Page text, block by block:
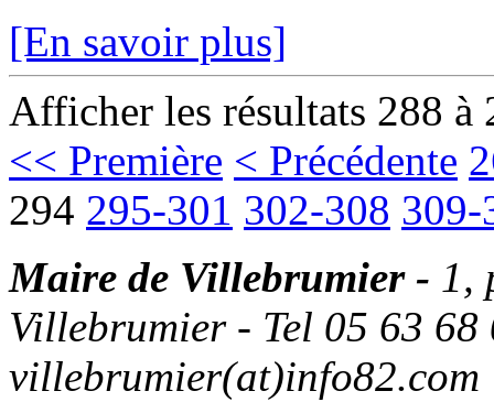
[En savoir plus]
Afficher les résultats 288 à
<< Première < Précédente
294 295-301 302-308 309-
Maire de Villebrumier - 1,
Villebrumier - Tel 05 63
villebrumier(at)info82.com